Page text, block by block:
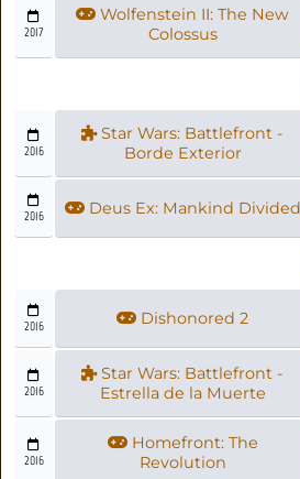
2017
Wolfenstein II: The New
Colossus
2016
Star Wars: Battlefront -
Borde Exterior
2016 Deus Ex: Mankind Divided
2016 Dishonored 2
2016
Star Wars: Battlefront -
Estrella de la Muerte
2016
Homefront: The
Revolution